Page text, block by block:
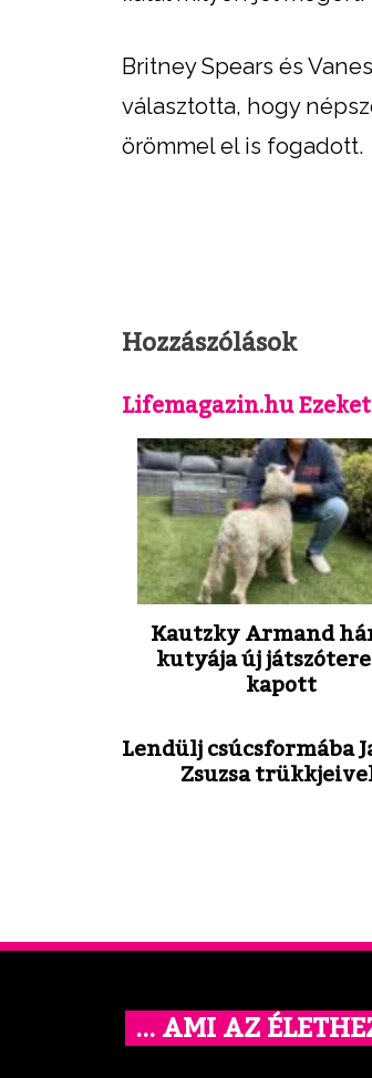
Britney Spears és
választotta, hogy
örömmel el is fogadott.
Hozzászólások
Lifemagazin.hu
Kautzky Armand
kutyája új
kapott
Lendülj csúcsformába
Zsuzsa
… AMI AZ